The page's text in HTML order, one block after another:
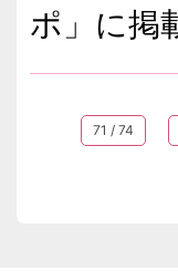
ポ」に掲
71 / 74